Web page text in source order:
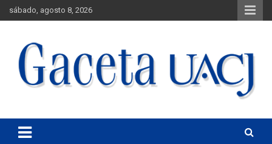
sábado, agosto 8, 2026
Gaceta UACJ